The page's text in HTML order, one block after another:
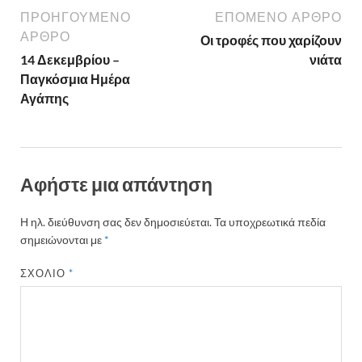
b
o
o
k
er es
α
σ
ΠΡΟΗΓΟΎΜΕΝΟ
ΆΡΘΡΟ
14 Δεκεμβρίου –
Παγκόσμια Ημέρα
Αγάπης
ΕΠΌΜΕΝΟ ΆΡΘΡΟ
Οι τροφές που χαρίζουν
νιάτα
Αφήστε μια απάντηση
Η ηλ. διεύθυνση σας δεν δημοσιεύεται.Τα υποχρεωτικά πεδία
σημειώνονται με *
ΣΧΌΛΙΟ*